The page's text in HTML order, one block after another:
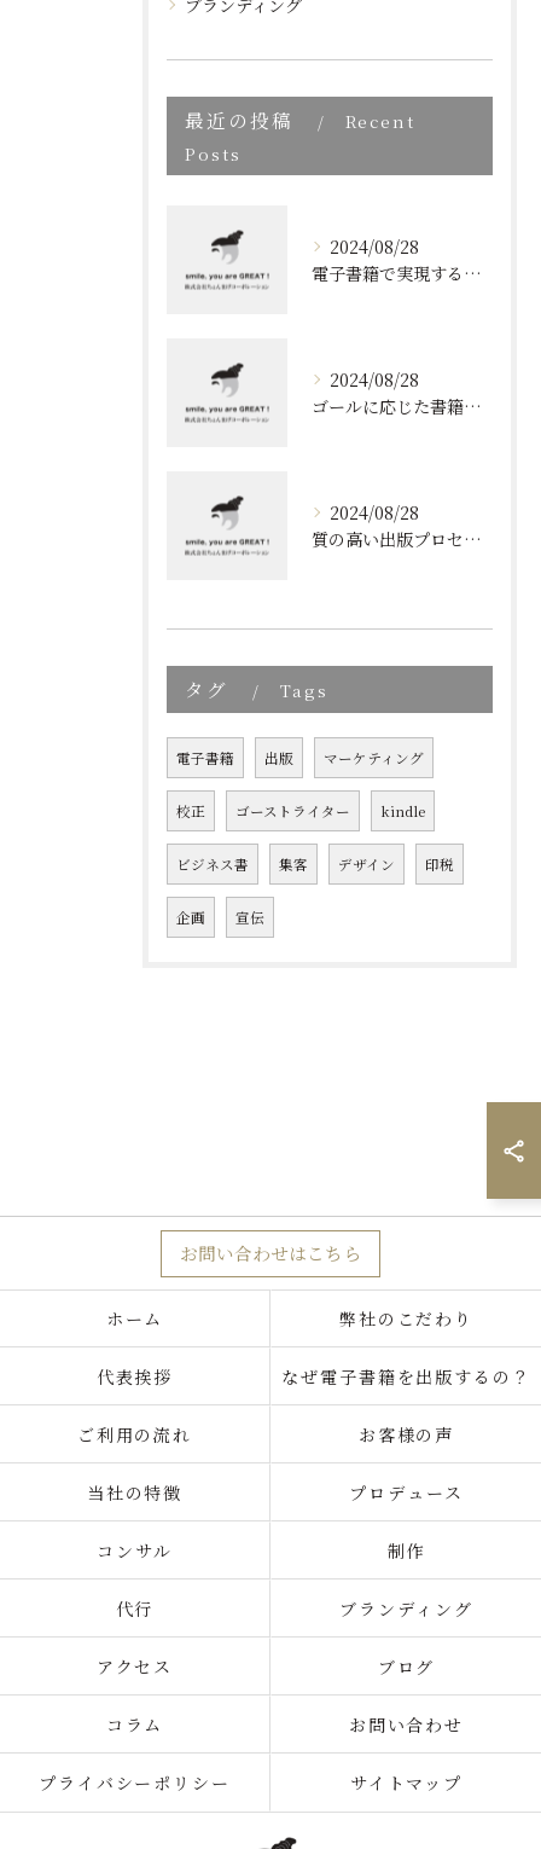
ブランディング
最近の投稿
Recent
Posts
2024/08/28
電子書籍で実現する質の高いブランディング
2024/08/28
ゴールに応じた書籍のプロデュース
2024/08/28
質の高い出版プロセスの秘密
タグ Tags
電子書籍 出版 マーケティング
校正 ゴーストライター kindle
ビジネス書 集客 デザイン 印税
企画 宣伝
お問い合わせはこちら
ホーム 弊社のこだわり
代表挨拶 なぜ電子書籍を出版するの？
ご利用の流れ お客様の声
当社の特徴 プロデュース
コンサル 制作
代行 ブランディング
アクセス ブログ
コラム お問い合わせ
プライバシーポリシー サイトマップ